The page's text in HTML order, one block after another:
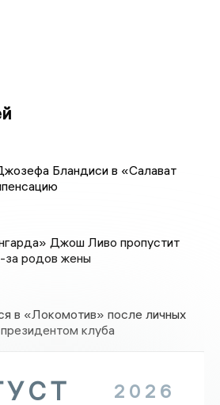
Бландиси в «Салават
Джош Ливо пропустит
за родов жены
в «Локомотив» после личных
клуба
2026